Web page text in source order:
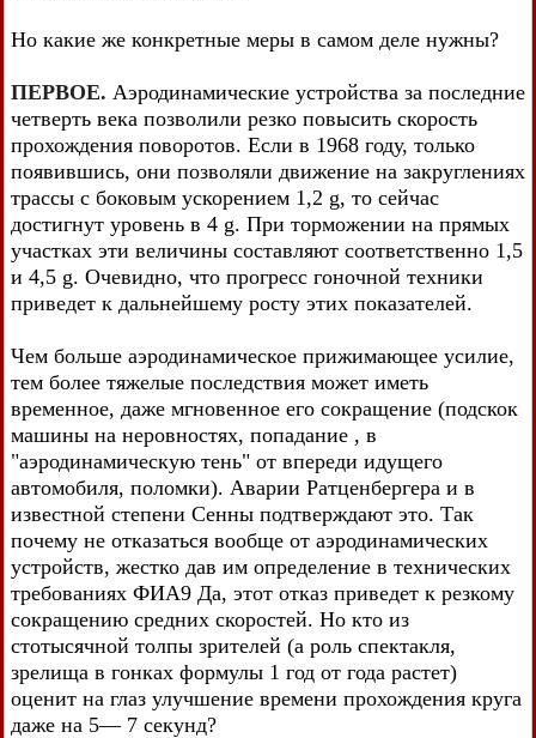
Но какие же конкретные меры в самом деле нужны?
ПЕРВОЕ. Аэродинамические устройства за последние
четверть века позволили резко повысить скорость
прохождения поворотов. Если в 1968 году, только
появившись, они позволяли движение на закруглениях
трассы с боковым ускорением 1,2 g, то сейчас
достигнут уровень в 4 g. При торможении на прямых
участках эти величины составляют соответственно 1,5
и 4,5 g. Очевидно, что прогресс гоночной техники
приведет к дальнейшему росту этих показателей.
Чем больше аэродинамическое прижимающее усилие,
тем более тяжелые последствия может иметь
временное, даже мгновенное его сокращение (подскок
машины на неровностях, попадание , в
"аэродинамическую тень" от впереди идущего
автомобиля, поломки). Аварии Ратценбергера и в
известной степени Сенны подтверждают это. Так
почему не отказаться вообще от аэродинамических
устройств, жестко дав им определение в технических
требованиях ФИА9 Да, этот отказ приведет к резкому
сокращению средних скоростей. Но кто из
стотысячной толпы зрителей (а роль спектакля,
зрелища в гонках формулы 1 год от года растет)
оценит на глаз улучшение времени прохождения круга
даже на 5— 7 секунд?